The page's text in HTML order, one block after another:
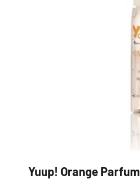
Yuup! Orange Parfum